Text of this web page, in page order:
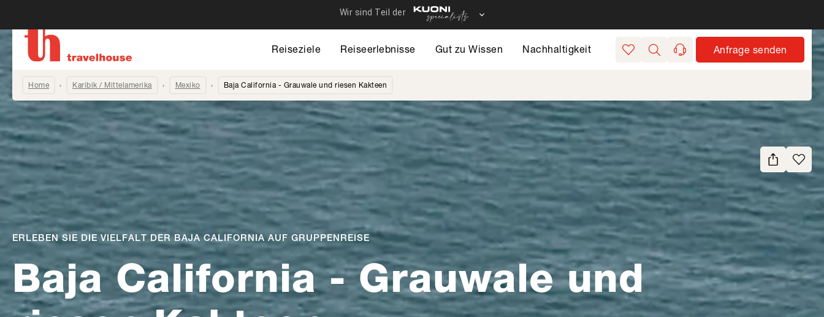
Reiseziele Reiseerlebnisse Gut zu Wissen Nachhaltigkeit Anfrage senden
Home Karibik / Mittelamerika Mexiko Baja California - Grauwale und riesen Kakteen
Baja California - Grauwale und
ERLEBEN SIE DIE VIELFALT DER BAJA CALIFORNIA AUF GRUPPENREISE